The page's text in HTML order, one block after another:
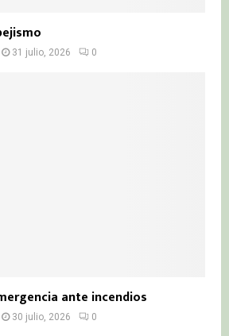
31 julio, 2026 0
ante incendios
30 julio, 2026 0